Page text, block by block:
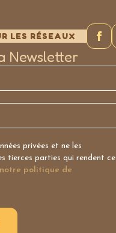
LES RÉSEAUX
Newsletter
privées et ne les
tierces parties qui rendent ce
politique de